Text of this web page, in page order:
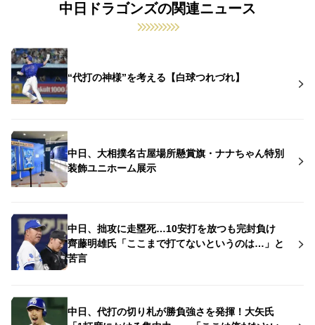
中日ドラゴンズの関連ニュース
“代打の神様”を考える【白球つれづれ】
中日、大相撲名古屋場所懸賞旗・ナナちゃん特別
装飾ユニホーム展示
中日、拙攻に走塁死…10安打を放つも完封負け
齊藤明雄氏「ここまで打てないというのは…」と
苦言
中日、代打の切り札が勝負強さを発揮！大矢氏